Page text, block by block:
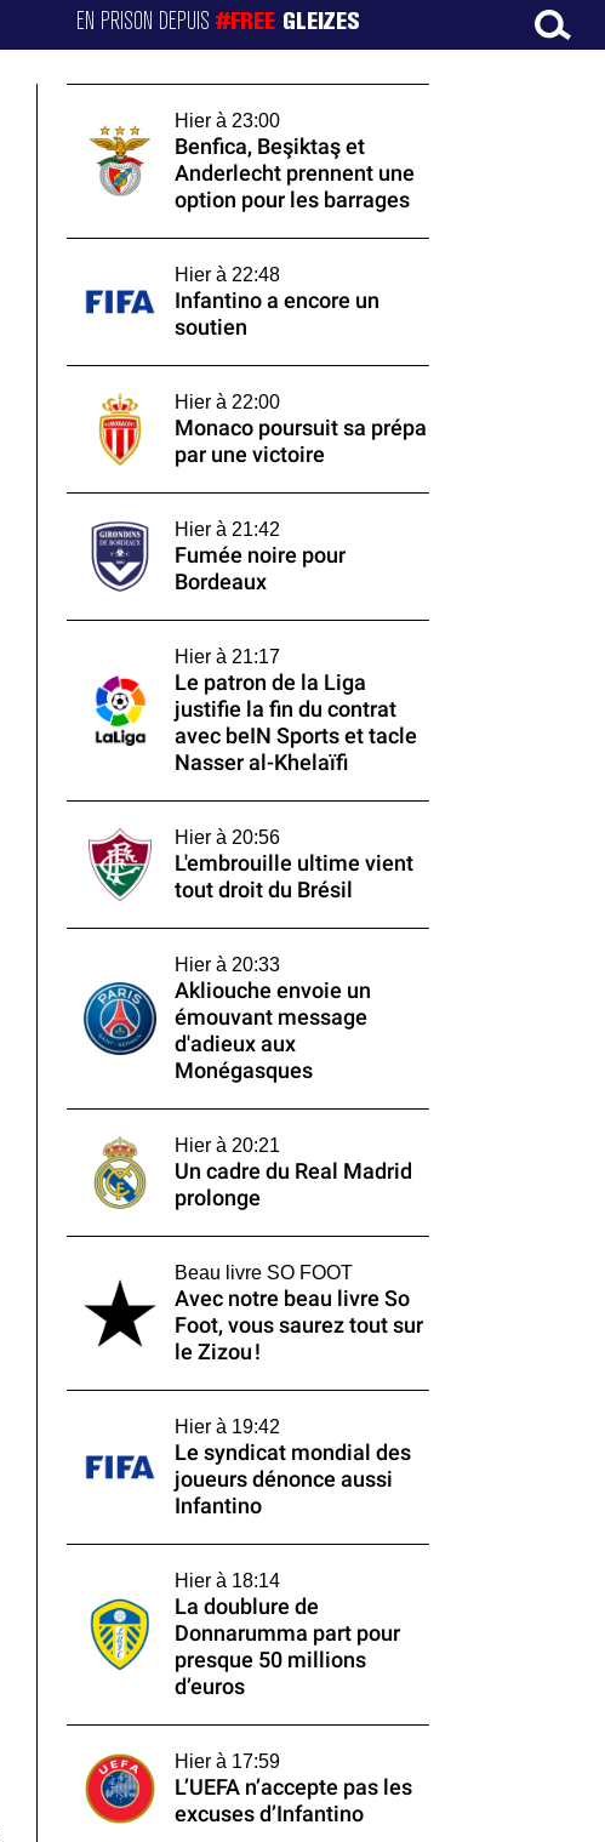
EN PRISON DEPUIS#FREE GLEIZES
Hier à 23:00
Benfica, Beşiktaş et
Anderlecht prennent une
option pour les barrages
Hier à 22:48
Infantino a encore un
soutien
Hier à 22:00
Monaco poursuit sa prépa
par une victoire
Hier à 21:42
Fumée noire pour
Bordeaux
Hier à 21:17
Le patron de la Liga
justifie la fin du contrat
avec beIN Sports et tacle
Nasser al-Khelaïfi
Hier à 20:56
L'embrouille ultime vient
tout droit du Brésil
Hier à 20:33
Akliouche envoie un
émouvant message
d'adieux aux
Monégasques
Hier à 20:21
Un cadre du Real Madrid
prolonge
Beau livre SO FOOT
Avec notre beau livre So
Foot, vous saurez tout sur
le Zizou !
Hier à 19:42
Le syndicat mondial des
joueurs dénonce aussi
Infantino
Hier à 18:14
La doublure de
Donnarumma part pour
presque 50 millions
d’euros
Hier à 17:59
L’UEFA n’accepte pas les
excuses d’Infantino